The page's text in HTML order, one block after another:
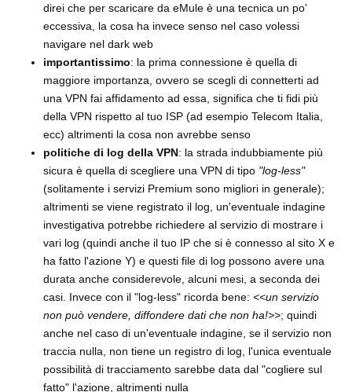
direi che per scaricare da eMule è una tecnica un po'
eccessiva, la cosa ha invece senso nel caso volessi
navigare nel dark web
importantissimo: la prima connessione è quella di
maggiore importanza, ovvero se scegli di connetterti ad
una VPN fai affidamento ad essa, significa che ti fidi più
della VPN rispetto al tuo ISP (ad esempio Telecom Italia,
ecc) altrimenti la cosa non avrebbe senso
politiche di log della VPN: la strada indubbiamente più
sicura è quella di scegliere una VPN di tipo "log-less"
(solitamente i servizi Premium sono migliori in generale);
altrimenti se viene registrato il log, un'eventuale indagine
investigativa potrebbe richiedere al servizio di mostrare i
vari log (quindi anche il tuo IP che si è connesso al sito X e
ha fatto l'azione Y) e questi file di log possono avere una
durata anche considerevole, alcuni mesi, a seconda dei
casi. Invece con il "log-less" ricorda bene: <<un servizio
non può vendere, diffondere dati che non ha!>>; quindi
anche nel caso di un'eventuale indagine, se il servizio non
traccia nulla, non tiene un registro di log, l'unica eventuale
possibilità di tracciamento sarebbe data dal "cogliere sul
fatto" l'azione, altrimenti nulla